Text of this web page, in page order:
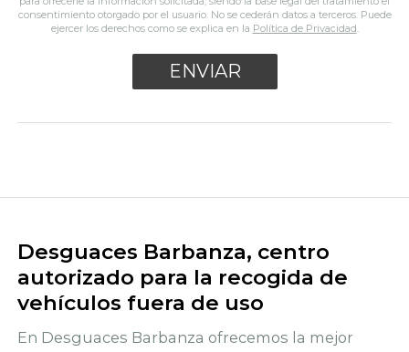
consentimiento otorgado por el usuario. No se cederán datos a terceros. Puede
ejercer los derechos como se explica en la Política de Privacidad.
Desguaces Barbanza, centro
autorizado para la recogida de
vehículos fuera de uso
En Desguaces Barbanza ofrecemos la mejor